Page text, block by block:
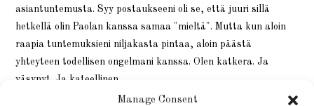
Manage Consent
asiantuntemusta. Syy postaukseeni oli se, että juuri sillä
hetkellä olin Paolan kanssa samaa "mieltä". Mutta kun aloin
raapia tuntemuksieni niljakasta pintaa, aloin päästä
yhteyteen todellisen ongelmani kanssa. Olen katkera. Ja
väsynyt. Ja kateellinen.…